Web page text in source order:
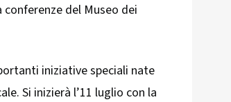
del Museo dei
iniziative speciali nate
Si inizierà l’11 luglio con la